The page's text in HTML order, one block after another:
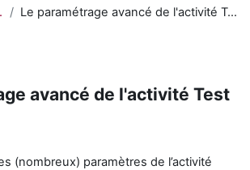
Le paramétrage avancé de l'activité Test
avancé de l'activité Test
(nombreux) paramètres de l’activité